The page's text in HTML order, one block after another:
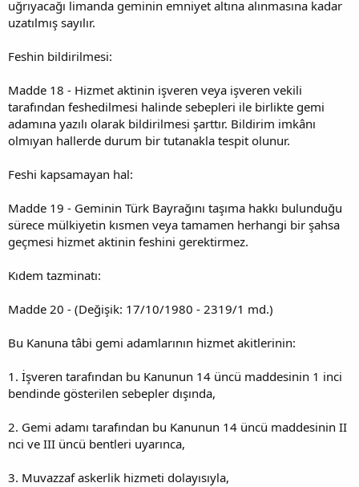
uğrıyacağı limanda geminin emniyet altına alınmasına kadar
uzatılmış sayılır.
Feshin bildirilmesi:
Madde 18 - Hizmet aktinin işveren veya işveren vekili
tarafından feshedilmesi halinde sebepleri ile birlikte gemi
adamına yazılı olarak bildirilmesi şarttır. Bildirim imkânı
olmıyan hallerde durum bir tutanakla tespit olunur.
Feshi kapsamayan hal:
Madde 19 - Geminin Türk Bayrağını taşıma hakkı bulunduğu
sürece mülkiyetin kısmen veya tamamen herhangi bir şahsa
geçmesi hizmet aktinin feshini gerektirmez.
Kıdem tazminatı:
Madde 20 - (Değişik: 17/10/1980 - 2319/1 md.)
Bu Kanuna tâbi gemi adamlarının hizmet akitlerinin:
1. İşveren tarafından bu Kanunun 14 üncü maddesinin 1 inci
bendinde gösterilen sebepler dışında,
2. Gemi adamı tarafından bu Kanunun 14 üncü maddesinin II
nci ve III üncü bentleri uyarınca,
3. Muvazzaf askerlik hizmeti dolayısıyla,